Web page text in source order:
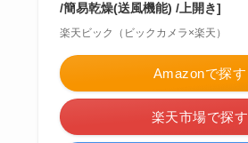
/簡易乾燥(送風機能) /上開き]
楽天ビック（ビックカメラ×楽天）
Amazonで探す
楽天市場で探す